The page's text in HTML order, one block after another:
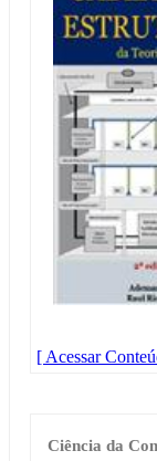
[ Acessar
Ciência da